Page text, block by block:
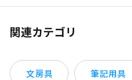
関連カテゴリ
文房具 筆記用具